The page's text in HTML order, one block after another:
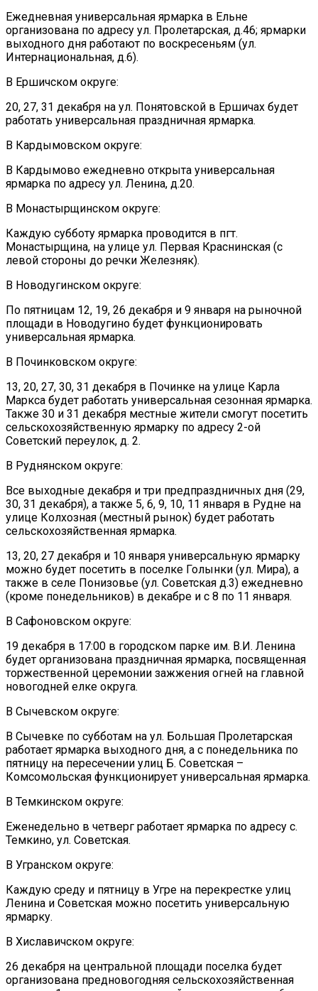
Ежедневная универсальная ярмарка в Ельне
организована по адресу ул. Пролетарская, д.46; ярмарки
выходного дня работают по воскресеньям (ул.
Интернациональная, д.6).
В Ершичском округе:
20, 27, 31 декабря на ул. Понятовской в Ершичах будет
работать универсальная праздничная ярмарка.
В Кардымовском округе:
В Кардымово ежедневно открыта универсальная
ярмарка по адресу ул. Ленина, д.20.
В Монастырщинском округе:
Каждую субботу ярмарка проводится в пгт.
Монастырщина, на улице ул. Первая Краснинская (с
левой стороны до речки Железняк).
В Новодугинском округе:
По пятницам 12, 19, 26 декабря и 9 января на рыночной
площади в Новодугино будет функционировать
универсальная ярмарка.
В Починковском округе:
13, 20, 27, 30, 31 декабря в Починке на улице Карла
Маркса будет работать универсальная сезонная ярмарка.
Также 30 и 31 декабря местные жители смогут посетить
сельскохозяйственную ярмарку по адресу 2-ой
Советский переулок, д. 2.
В Руднянском округе:
Все выходные декабря и три предпраздничных дня (29,
30, 31 декабря), а также 5, 6, 9, 10, 11 января в Рудне на
улице Колхозная (местный рынок) будет работать
сельскохозяйственная ярмарка.
13, 20, 27 декабря и 10 января универсальную ярмарку
можно будет посетить в поселке Голынки (ул. Мира), а
также в селе Понизовье (ул. Советская д.3) ежедневно
(кроме понедельников) в декабре и с 8 по 11 января.
В Сафоновском округе:
19 декабря в 17:00 в городском парке им. В.И. Ленина
будет организована праздничная ярмарка, посвященная
торжественной церемонии зажжения огней на главной
новогодней елке округа.
В Сычевском округе:
В Сычевке по субботам на ул. Большая Пролетарская
работает ярмарка выходного дня, а с понедельника по
пятницу на пересечении улиц Б. Советская –
Комсомольская функционирует универсальная ярмарка.
В Темкинском округе:
Еженедельно в четверг работает ярмарка по адресу с.
Темкино, ул. Советская.
В Угранском округе:
Каждую среду и пятницу в Угре на перекрестке улиц
Ленина и Советская можно посетить универсальную
ярмарку.
В Хиславичском округе:
26 декабря на центральной площади поселка будет
организована предновогодняя сельскохозяйственная